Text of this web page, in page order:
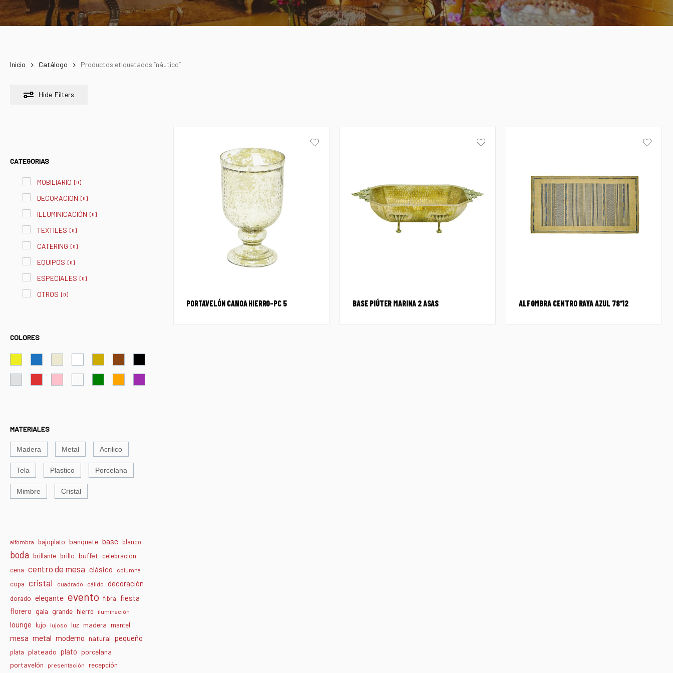
Inicio Catálogo Productos etiquetados “náutico”
Hide Filters
CATEGORIAS
MOBILIARIO [0]
DECORACION [0]
ILLUMINICACIÓN [0]
TEXTILES [0]
CATERING [0]
EQUIPOS [0]
ESPECIALES [0]
OTROS [0]
COLORES
MATERIALES
Madera Metal Acrilico
Tela Plastico Porcelana
Mimbre Cristal
alfombra bajoplato banquete base blanco
boda brillante brillo buffet celebración
cena centro de mesa clásico columna
copa cristal cuadrado cálido decoración
dorado elegante evento fibra fiesta
florero gala grande hierro iluminación
lounge lujo lujoso luz madera mantel
mesa metal moderno natural pequeño
plata plateado plato porcelana
portavelón
presentación recepción
PORTAVELÓN CANOA HIERRO-PC 5 BASE PIÚTER MARINA 2 ASAS ALFOMBRA CENTRO RAYA AZUL 78*12